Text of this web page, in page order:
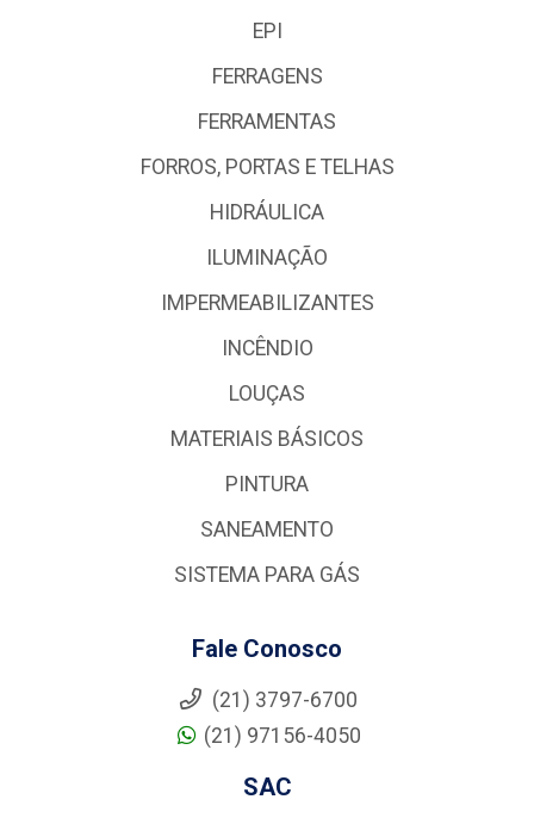
EPI
FERRAGENS
FERRAMENTAS
FORROS, PORTAS E TELHAS
HIDRÁULICA
ILUMINAÇÃO
IMPERMEABILIZANTES
INCÊNDIO
LOUÇAS
MATERIAIS BÁSICOS
PINTURA
SANEAMENTO
SISTEMA PARA GÁS
Fale Conosco
(21) 3797-6700
(21) 97156-4050
SAC